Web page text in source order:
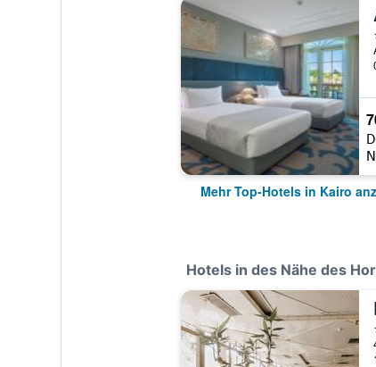
Mehr Top-Hotels in Kairo
Hotels in des Nähe des